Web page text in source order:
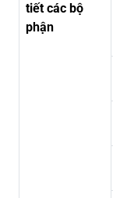
tiết các bộ
phận